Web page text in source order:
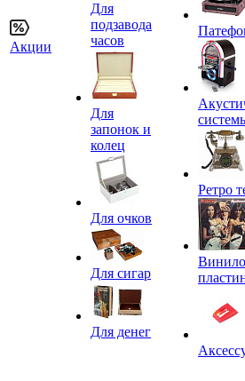
Акции
Для
подзавода
часов
Для
запонок и
колец
Для очков
Для сигар
Для денег
Ретро